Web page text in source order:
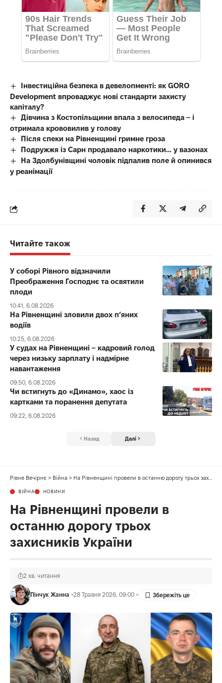
Інвестиційна безпека в девелопменті: як GORO
Development впроваджує нові стандарти захисту
капіталу?
Дівчина з Костопільщини впала з велосипеда – і
отримала крововилив у голову
Після спеки на Рівненщині гримне гроза
Подружжя із Сарн продавало наркотики… у вазонах
На Здолбунівщині чоловік підпалив поле й опинився
у реанімації
Читайте також
У соборі Рівного відзначили
Преображення Господнє та освятили
плоди
10:41, 6.08.2026
На Рівненщині зловили двох п’яних
водіїв
10:25, 6.08.2026
У судах на Рівненщині – кадровий голод
через низьку зарплату і надмірне
навантаження
09:50, 6.08.2026
Чи встигнуть до «Динамо», хаос із
картками та поранення депутата
09:22, 6.08.2026
Назад Далі
Рівне Вечірнє > Війна > На Рівненщині провели в останню дорогу трьох захисників України
ВІЙНА НОВИНИ
На Рівненщині провели в
останню дорогу трьох
захисників України
Пінчук Жанна 28 Травня 2026, 09:00
2 хв. читання